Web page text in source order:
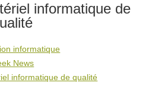
informatique de
informatique
News
informatique de qualité